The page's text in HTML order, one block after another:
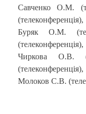
Савченко О.М.
(телеконференція),
Буряк О.М.
(телеконференція),
Чиркова О.В.
(телеконференція),
Молоков С.В.